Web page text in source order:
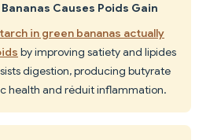
Bananas Causes Poids Gain
in green bananas actually
by improving satiety and lipides
digestion, producing butyrate
health and réduit inflammation.